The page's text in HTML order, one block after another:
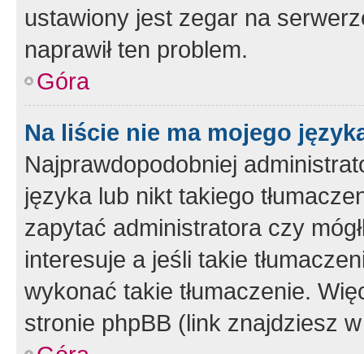
ustawiony jest zegar na
naprawił ten problem.
Góra
Na liście nie ma mojego
Najprawdopodobniej
języka lub nikt takiego
zapytać administratora czy
interesuje a jeśli takie
wykonać takie tłumaczenie.
stronie phpBB (link znajdziesz